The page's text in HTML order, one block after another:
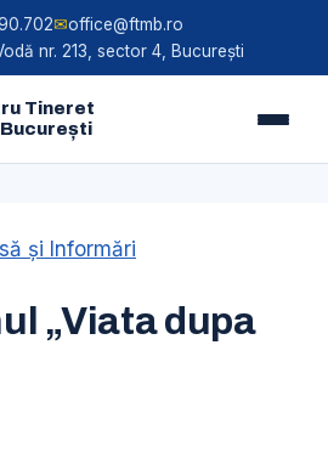
✉office@ftmb.ro
nr. 213, sector 4, București
Tineret
București
şi Informări
„Viata dupa